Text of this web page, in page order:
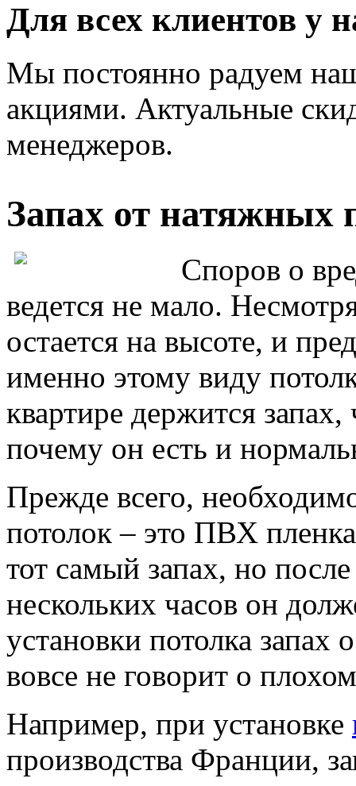
Для всех клиентов у
Мы постоянно радуем
акциями. Актуальные
менеджеров.
Запах от натяжных
Споров о
ведется не мало.
остается на высоте, и
именно этому виду
квартире держится запах,
почему он есть и
Прежде всего,
потолок – это ПВХ
тот самый запах, но
нескольких часов он
установки потолка запах
вовсе не говорит о
Например, при установке
производства Франции,